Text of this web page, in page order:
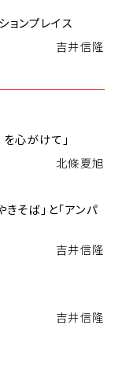
ョンプレイス
吉井信隆
を心がけて」
北條夏旭
きそば」と「アンパ
吉井信隆
吉井信隆